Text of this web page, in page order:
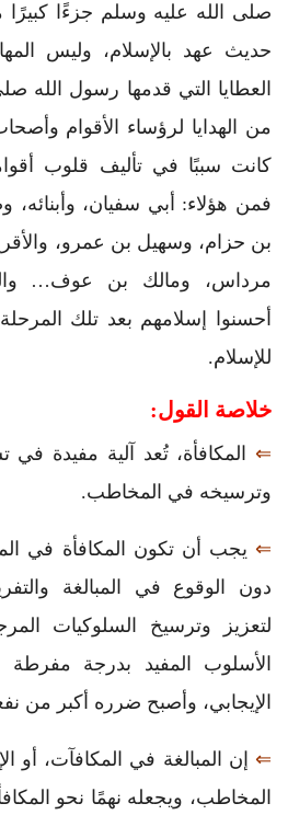
صلى الله عليه وسلم جزءًا
حديث عهد بالإسلام، وليس
العطايا التي قدمها رسول الله
من الهدايا لرؤساء الأقوام
كانت سببًا في تأليف قلوب
فمن هؤلاء: أبي سفيان،
بن حزام، وسهيل بن عمرو،
مرداس، ومالك بن عوف…
أحسنوا إسلامهم بعد تلك
للإسلام.
خلاصة القول:
⇐ المكافأة، تُعد آلية مفيدة في
وترسيخه في المخاطب.
⇐ يجب أن تكون المكافأة في
دون الوقوع في المبالغة
لتعزيز وترسيخ السلوكيات
الأسلوب المفيد بدرجة مفرطة
الإيجابي، وأصبح ضرره أكبر من
⇐ إن المبالغة في المكافآت، أو
المخاطب، ويجعله نهمًا نحو